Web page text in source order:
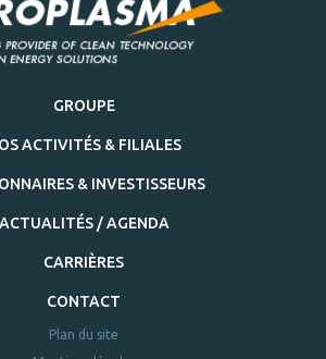
GROUPE
ACTIVITÉS & FILIALES
& INVESTISSEURS
ACTUALITÉS / AGENDA
CARRIÈRES
CONTACT
Plan du site